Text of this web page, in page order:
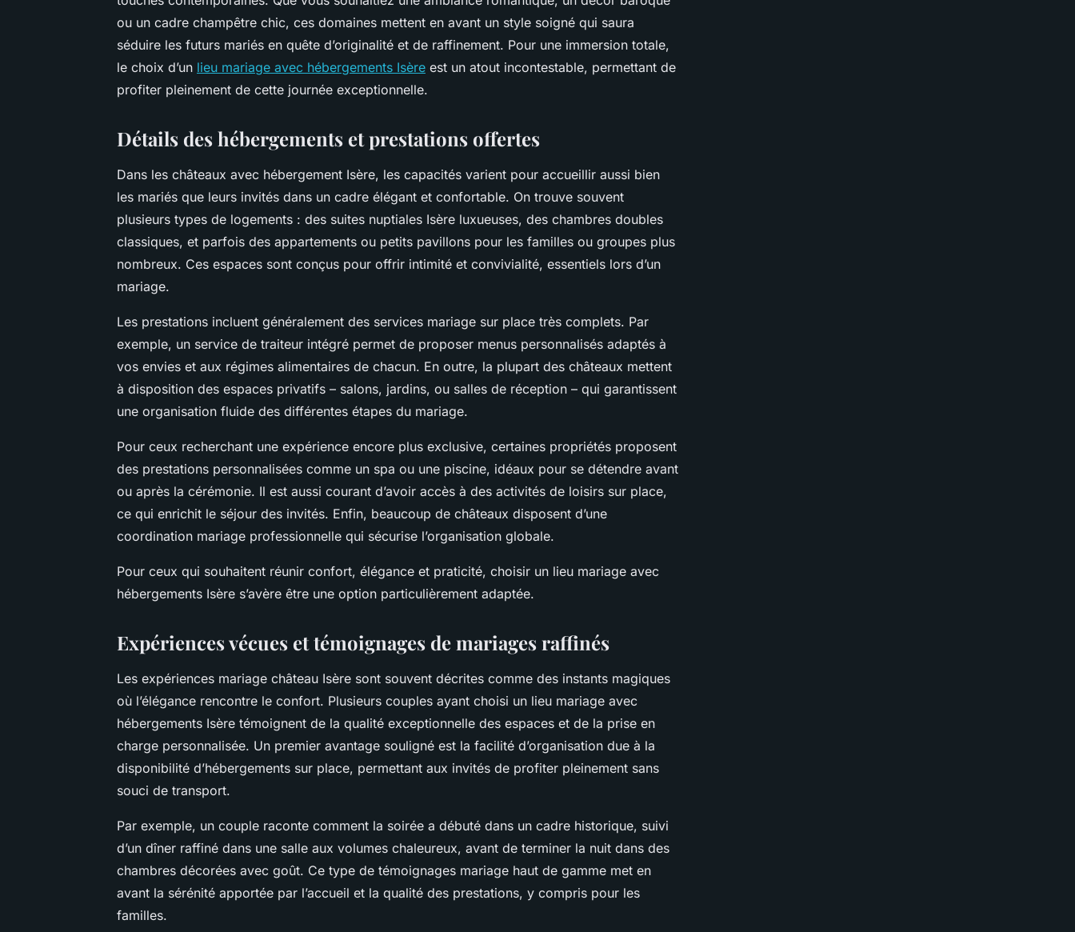
ou un cadre champêtre chic, ces domaines mettent en avant un style soigné qui saura
séduire les futurs mariés en quête d’originalité et de raffinement. Pour une immersion totale,
le choix d’un lieu mariage avec hébergements Isère est un atout incontestable, permettant de
profiter pleinement de cette journée exceptionnelle.
Détails des hébergements et prestations offertes
Dans les châteaux avec hébergement Isère, les capacités varient pour accueillir aussi bien
les mariés que leurs invités dans un cadre élégant et confortable. On trouve souvent
plusieurs types de logements : des suites nuptiales Isère luxueuses, des chambres doubles
classiques, et parfois des appartements ou petits pavillons pour les familles ou groupes plus
nombreux. Ces espaces sont conçus pour offrir intimité et convivialité, essentiels lors d’un
mariage.
Les prestations incluent généralement des services mariage sur place très complets. Par
exemple, un service de traiteur intégré permet de proposer menus personnalisés adaptés à
vos envies et aux régimes alimentaires de chacun. En outre, la plupart des châteaux mettent
à disposition des espaces privatifs – salons, jardins, ou salles de réception – qui garantissent
une organisation fluide des différentes étapes du mariage.
Pour ceux recherchant une expérience encore plus exclusive, certaines propriétés proposent
des prestations personnalisées comme un spa ou une piscine, idéaux pour se détendre avant
ou après la cérémonie. Il est aussi courant d’avoir accès à des activités de loisirs sur place,
ce qui enrichit le séjour des invités. Enfin, beaucoup de châteaux disposent d’une
coordination mariage professionnelle qui sécurise l’organisation globale.
Pour ceux qui souhaitent réunir confort, élégance et praticité, choisir un lieu mariage avec
hébergements Isère s’avère être une option particulièrement adaptée.
Expériences vécues et témoignages de mariages raffinés
Les expériences mariage château Isère sont souvent décrites comme des instants magiques
où l’élégance rencontre le confort. Plusieurs couples ayant choisi un lieu mariage avec
hébergements Isère témoignent de la qualité exceptionnelle des espaces et de la prise en
charge personnalisée. Un premier avantage souligné est la facilité d’organisation due à la
disponibilité d’hébergements sur place, permettant aux invités de profiter pleinement sans
souci de transport.
Par exemple, un couple raconte comment la soirée a débuté dans un cadre historique, suivi
d’un dîner raffiné dans une salle aux volumes chaleureux, avant de terminer la nuit dans des
chambres décorées avec goût. Ce type de témoignages mariage haut de gamme met en
avant la sérénité apportée par l’accueil et la qualité des prestations, y compris pour les
familles.